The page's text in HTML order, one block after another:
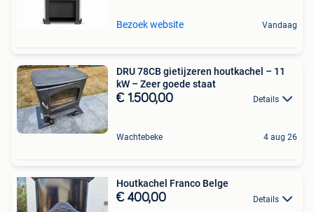
Bezoek website Vandaag
DRU 78CB gietijzeren houtkachel – 11
kW – Zeer goede staat
€ 1.500,00 Details
Wachtebeke 4 aug 26
Houtkachel Franco Belge
€ 400,00 Details